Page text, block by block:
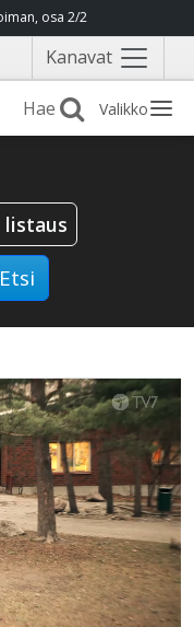
osa 2/2
Kanavat Näytä
valikko
Valikko
listaus
Etsi